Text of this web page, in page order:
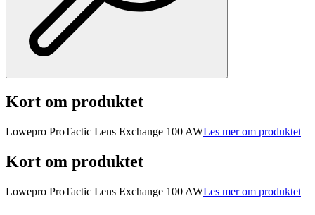
Kort om produktet
Lowepro ProTactic Lens Exchange 100 AWLes mer om produktet
Kort om produktet
Lowepro ProTactic Lens Exchange 100 AWLes mer om produktet